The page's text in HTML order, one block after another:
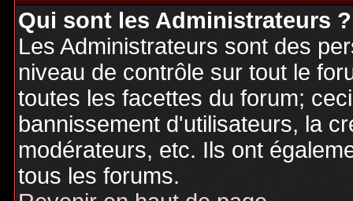
Qui sont les Administrateurs ?
Les Administrateurs sont des
niveau de contrôle sur tout le
toutes les facettes du forum;
bannissement d'utilisateurs, la
modérateurs, etc. Ils ont
tous les forums.